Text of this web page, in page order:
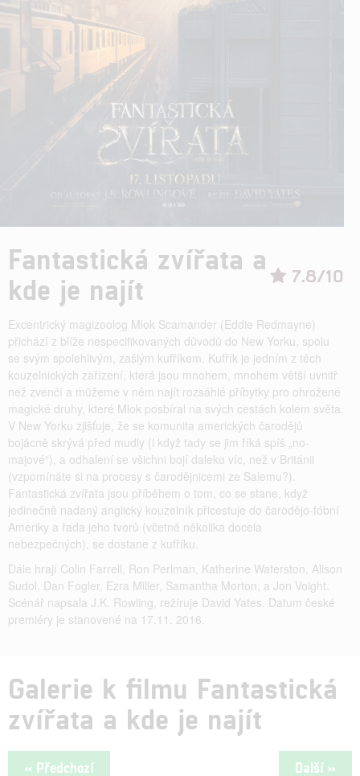
7.8/10
Fantastická zvířata a
kde je najít
Excentrický magizoolog Mlok Scamander (Eddie Redmayne)
přichází z blíže nespecifikovaných důvodů do New Yorku, spolu
se svým spolehlivým, zašlým kufříkem. Kufřík je jedním z těch
kouzelnických zařízení, která jsou mnohem, mnohem větší uvnitř
než zvenčí a můžeme v něm najít rozsáhlé příbytky pro ohrožené
magické druhy, které Mlok posbíral na svých cestách kolem světa.
V New Yorku zjišťuje, že se komunita amerických čarodějů
bojácně skrývá před mudly (i když tady se jim říká spíš „no-
majové“), a odhalení se všichni bojí daleko víc, než v Británii
(vzpomínáte si na procesy s čarodějnicemi ze Salemu?).
Fantastická zvířata jsou příběhem o tom, co se stane, když
jedinečně nadaný anglický kouzelník přicestuje do čarodějo-fóbní
Ameriky a řada jeho tvorů (včetně několika docela
nebezpečných), se dostane z kufříku.
Dále hrají Colin Farrell, Ron Perlman, Katherine Waterston, Alison
Sudol, Dan Fogler, Ezra Miller, Samantha Morton, a Jon Voight.
Scénář napsala J.K. Rowling, režíruje David Yates. Datum české
premiéry je stanovené na 17.11. 2016.
Galerie k filmu Fantastická
zvířata a kde je najít
« Předchozí Další »